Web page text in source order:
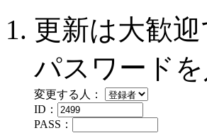
更新は大歓
パスワード
変更する人：
ID：
PASS：